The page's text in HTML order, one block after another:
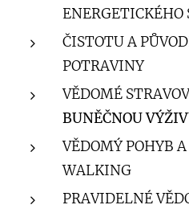
ENERGETICKÉHO
ČISTOTU A
POTRAVINY
VĚDOMÉ
BUNĚČNOU
VĚDOMÝ POHYB
WALKING
PRAVIDELNÉ